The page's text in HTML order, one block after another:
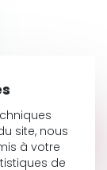
site, nous
à votre
de